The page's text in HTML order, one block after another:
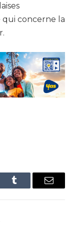
qui concerne la
Tumblr Email